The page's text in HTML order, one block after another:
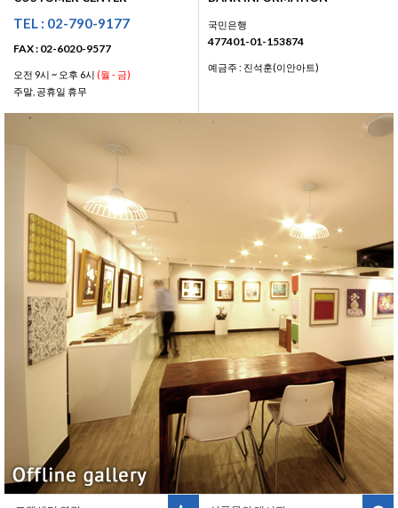
TEL : 02-790-9177
FAX : 02-6020-9577
오전 9시 ~ 오후 6시 (월 - 금)
주말, 공휴일 휴무
국민은행
477401-01-153874
예금주 : 진석훈(이안아트)